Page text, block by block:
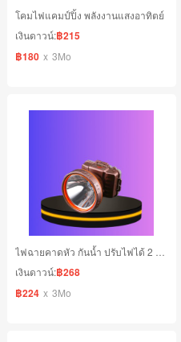
โคมไฟแคมป์ปิ้ง พลังงานแสงอาทิตย์
เงินดาวน์:฿215
฿180 x 3Mo
เงินดาวน์:฿268
฿224 x 3Mo